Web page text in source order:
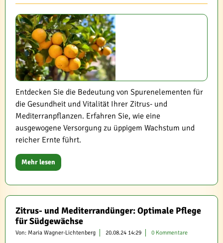
Entdecken Sie die Bedeutung von Spurenelementen für
die Gesundheit und Vitalität Ihrer Zitrus- und
Mediterranpflanzen. Erfahren Sie, wie eine
ausgewogene Versorgung zu üppigem Wachstum und
reicher Ernte führt.
Mehr lesen
Zitrus- und Mediterrandünger: Optimale Pflege
für Südgewächse
Von: Maria Wagner-Lichtenberg 20.08.24 14:29 0 Kommentare